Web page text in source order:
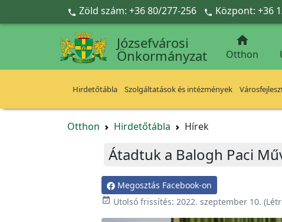
Ugrás a fő tartalomra
 Zöld szám: +36 80/277-256  Központ: +36
Józsefvárosi
Önkormányzat

Otthon
Hirdetőtábla Szolgáltatások és intézmények
Otthon Hirdetőtábla Hírek
Átadtuk a Balogh Paci
Megosztás Facebook-on
 Utolsó frissítés: 2022. szeptember 10.